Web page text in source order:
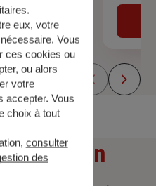
eux, votre
Vous
ces cookies ou
ou alors
votre
accepter. Vous
choix à tout
consulter
des